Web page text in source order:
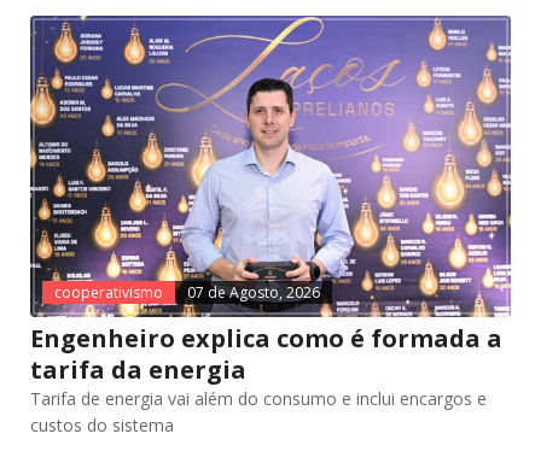
cooperativismo 07 de Agosto, 2026
Engenheiro explica como é formada a
tarifa da energia
Tarifa de energia vai além do consumo e inclui encargos e
custos do sistema